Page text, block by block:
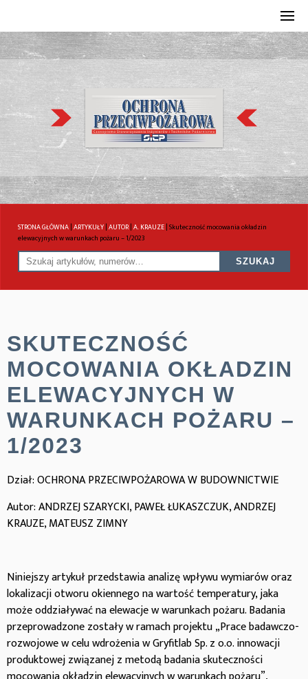
STRONA GŁÓWNA|ARTYKUŁY|AUTOR|A. KRAUZE|Skuteczność mocowania okładzin
elewacyjnych w warunkach pożaru – 1/2023
SZUKAJ
SKUTECZNOŚĆ
MOCOWANIA OKŁADZIN
ELEWACYJNYCH W
WARUNKACH POŻARU –
1/2023
Dział: OCHRONA PRZECIWPOŻAROWA W BUDOWNICTWIE
Autor: ANDRZEJ SZARYCKI, PAWEŁ ŁUKASZCZUK, ANDRZEJ
KRAUZE, MATEUSZ ZIMNY
Niniejszy artykuł przedstawia analizę wpływu wymiarów oraz
lokalizacji otworu okiennego na wartość temperatury, jaka
może oddziaływać na elewacje w warunkach pożaru. Badania
przeprowadzone zostały w ramach projektu „Prace badawczo-
rozwojowe w celu wdrożenia w Gryfitlab Sp. z o.o. innowacji
produktowej związanej z metodą badania skuteczności